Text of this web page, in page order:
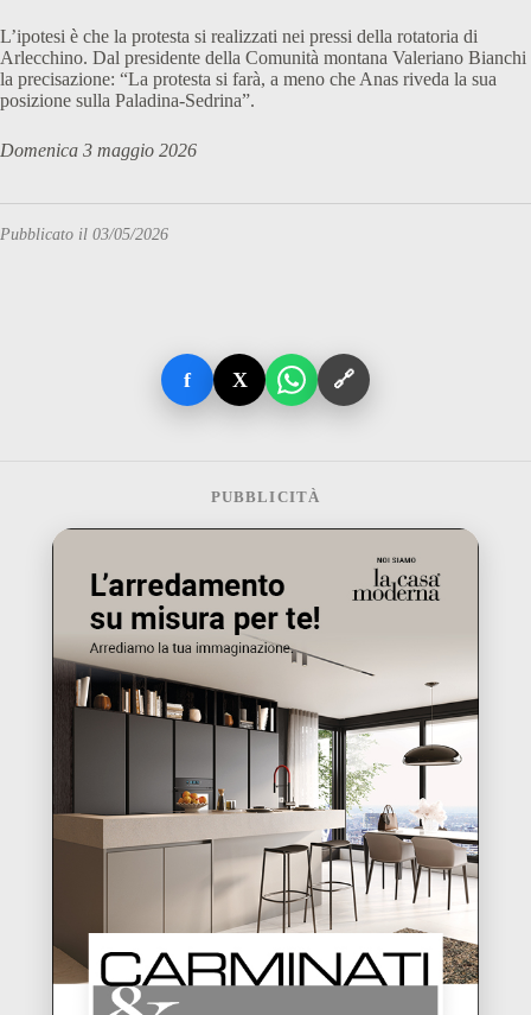
L’ipotesi è che la protesta si realizzati nei pressi della rotatoria di
Arlecchino. Dal presidente della Comunità montana Valeriano Bianchi
la precisazione: “La protesta si farà, a meno che Anas riveda la sua
posizione sulla Paladina-Sedrina”.
Domenica 3 maggio 2026
Pubblicato il 03/05/2026
f X 🔗
PUBBLICITÀ